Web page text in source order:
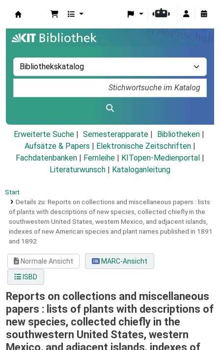
Erweiterte Suche Semesterapparate
Bibliotheken
Aufsätze & Papers
Elektronische Zeitschriften
Fachdatenbanken
Fernleihe KITopen-Medienportal
Literaturwunsch
Kataloganleitung
Start
Details zu: Reports on collections and miscellaneous papers : lists
of plants with descriptions of new species, collected chiefly in the
southwestern United States, western Mexico, and adjacent islands,
indexes of new American species and plant names published in 1891
and 1892
Normale Ansicht
MARC-Ansicht
ISBD
Reports on collections and miscellaneous
papers : lists of plants with descriptions of
new species, collected chiefly in the
southwestern United States, western
Mexico, and adjacent islands, indexes of